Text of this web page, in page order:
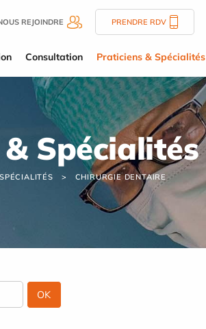
REJOINDRE PRENDRE RDV
Consultation Praticiens & Spécialités
Spécialités
CHIRURGIE DENTAIRE